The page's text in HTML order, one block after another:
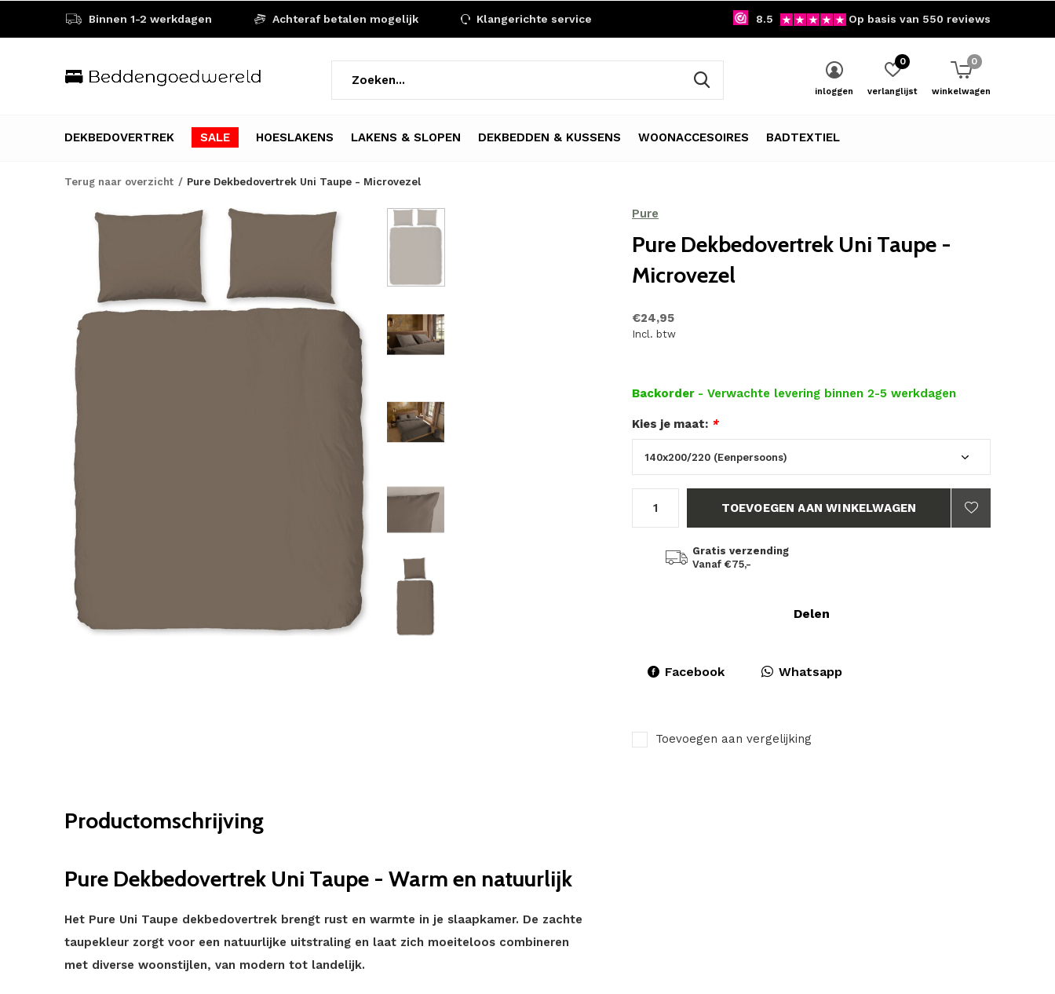
DEKBEDOVERTREK SALE HOESLAKENS LAKENS & SLOPEN DEKBEDDEN & KUSSENS WOONACCESOIRES BADTEXTIEL
inloggen verlanglijst
0
winkelwagen
0
Binnen 1-2 werkdagen Achteraf betalen mogelijk Klangerichte service 8.5 Op basis van 550 reviews
Terug naar overzicht Pure Dekbedovertrek Uni Taupe - Microvezel
Pure
Pure Dekbedovertrek Uni Taupe -
Microvezel
€24,95
Incl. btw
Backorder - Verwachte levering binnen 2-5 werkdagen
Kies je maat: *
TOEVOEGEN AAN WINKELWAGEN
Gratis verzending
Vanaf €75,-
Delen
Facebook Whatsapp
Toevoegen aan vergelijking
Productomschrijving
Pure Dekbedovertrek Uni Taupe - Warm en natuurlijk
Het Pure Uni Taupe dekbedovertrek brengt rust en warmte in je slaapkamer. De zachte
taupekleur zorgt voor een natuurlijke uitstraling en laat zich moeiteloos combineren
met diverse woonstijlen, van modern tot landelijk.